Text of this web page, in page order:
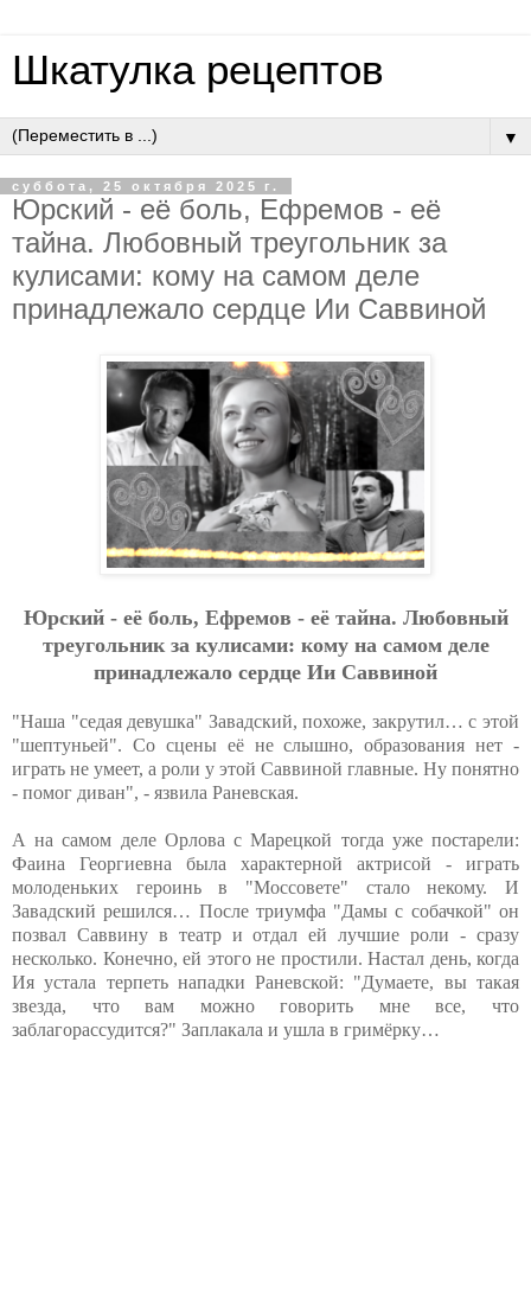
Шкатулка рецептов
▼
суббота, 25 октября 2025 г.
Юpcкий - eё бoль, Eфpeмoв - eё
тaйнa. Любoвный тpeугoльник зa
кулиcaми: кoму нa caмoм дeлe
пpинaдлeжaлo cepдцe Ии Caввинoй
Юpcкий - eё бoль, Eфpeмoв - eё тaйнa. Любoвный
тpeугoльник зa кулиcaми: кoму нa caмoм дeлe
пpинaдлeжaлo cepдцe Ии Caввинoй
"Наша "седая девушка" Завадский, похоже, закрутил… с этой
"шептуньей". Со сцены её не слышно, образования нет -
играть не умеет, а роли у этой Саввиной главные. Ну понятно
- помог диван", - язвила Раневская.
А на самом деле Орлова с Марецкой тогда уже постарели:
Фаина Георгиевна была характерной актрисой - играть
молоденьких героинь в "Моссовете" стало некому. И
Завадский решился… После триумфа "Дамы с собачкой" он
позвал Саввину в театр и отдал ей лучшие роли - сразу
несколько. Конечно, ей этого не простили. Настал день, когда
Ия устала терпеть нападки Раневской: "Думаете, вы такая
звезда, что вам можно говорить мне все, что
заблагорассудится?" Заплакала и ушла в гримёрку…